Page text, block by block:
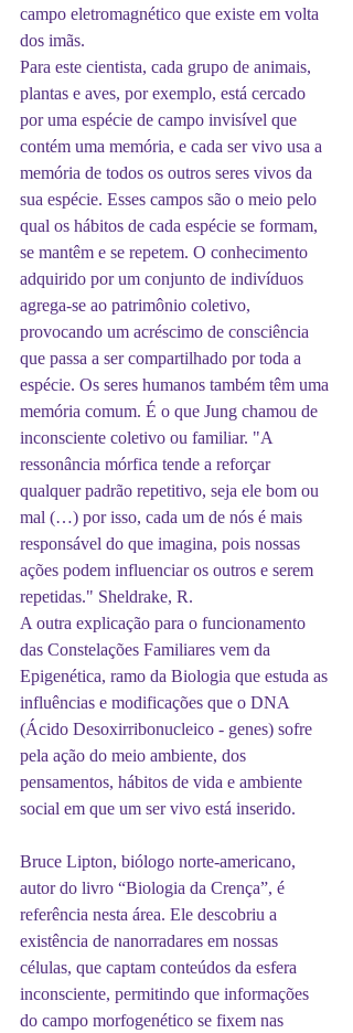
campo eletromagnético que existe em volta
dos imãs.
Para este cientista, cada grupo de animais,
plantas e aves, por exemplo, está cercado
por uma espécie de campo invisível que
contém uma memória, e cada ser vivo usa a
memória de todos os outros seres vivos da
sua espécie. Esses campos são o meio pelo
qual os hábitos de cada espécie se formam,
se mantêm e se repetem. O conhecimento
adquirido por um conjunto de indivíduos
agrega-se ao patrimônio coletivo,
provocando um acréscimo de consciência
que passa a ser compartilhado por toda a
espécie. Os seres humanos também têm uma
memória comum. É o que Jung chamou de
inconsciente coletivo ou familiar. "A
ressonância mórfica tende a reforçar
qualquer padrão repetitivo, seja ele bom ou
mal (…) por isso, cada um de nós é mais
responsável do que imagina, pois nossas
ações podem influenciar os outros e serem
repetidas." Sheldrake, R.
A outra explicação para o funcionamento
das Constelações Familiares vem da
Epigenética, ramo da Biologia que estuda as
influências e modificações que o DNA
(Ácido Desoxirribonucleico - genes) sofre
pela ação do meio ambiente, dos
pensamentos, hábitos de vida e ambiente
social em que um ser vivo está inserido.
Bruce Lipton, biólogo norte-americano,
autor do livro “Biologia da Crença”, é
referência nesta área. Ele descobriu a
existência de nanorradares em nossas
células, que captam conteúdos da esfera
inconsciente, permitindo que informações
do campo morfogenético se fixem nas